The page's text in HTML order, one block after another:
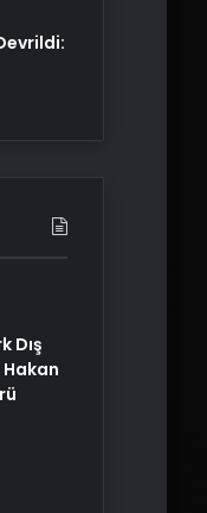
Dış
Hakan